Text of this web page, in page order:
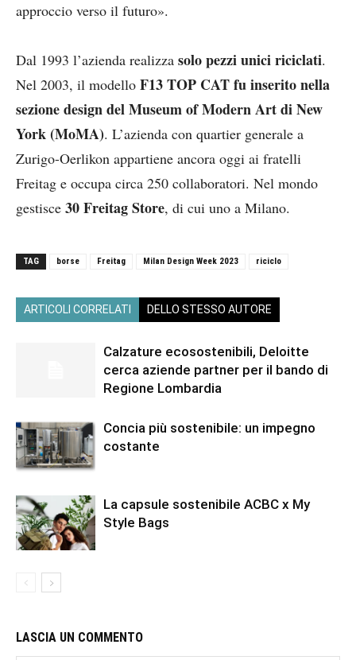
approccio verso il futuro».
Dal 1993 l’azienda realizza solo pezzi unici riciclati.
Nel 2003, il modello F13 TOP CAT fu inserito nella
sezione design del Museum of Modern Art di New
York (MoMA). L’azienda con quartier generale a
Zurigo-Oerlikon appartiene ancora oggi ai fratelli
Freitag e occupa circa 250 collaboratori. Nel mondo
gestisce 30 Freitag Store, di cui uno a Milano.
TAG borse Freitag Milan Design Week 2023 riciclo
ARTICOLI CORRELATI DELLO STESSO AUTORE
Calzature ecosostenibili, Deloitte
cerca aziende partner per il bando di
Regione Lombardia
Concia più sostenibile: un impegno
costante
La capsule sostenibile ACBC x My
Style Bags
LASCIA UN COMMENTO